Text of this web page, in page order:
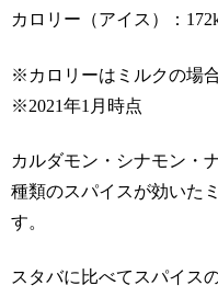
カロリー（アイス）：
※カロリーはミルクの場
※2021年1月時点
カルダモン・シナモン・
種類のスパイスが効いた
す。
スタバに比べてスパイス